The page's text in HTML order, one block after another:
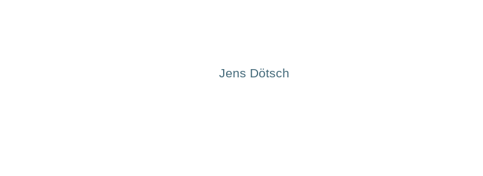
Jens Dötsch